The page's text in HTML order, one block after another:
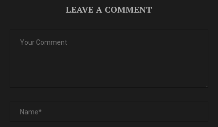
LEAVE A COMMENT